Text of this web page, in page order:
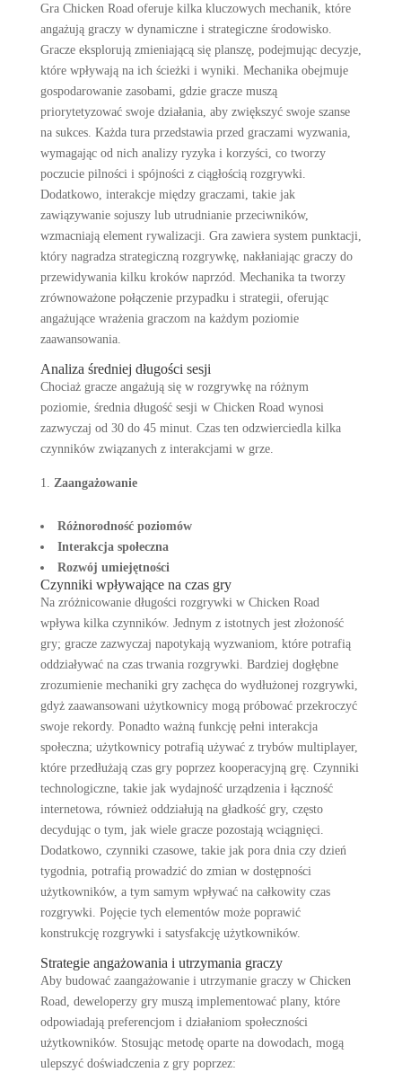
Gra Chicken Road oferuje kilka kluczowych mechanik, które
angażują graczy w dynamiczne i strategiczne środowisko.
Gracze eksplorują zmieniającą się planszę, podejmując decyzje,
które wpływają na ich ścieżki i wyniki. Mechanika obejmuje
gospodarowanie zasobami, gdzie gracze muszą
priorytetyzować swoje działania, aby zwiększyć swoje szanse
na sukces. Każda tura przedstawia przed graczami wyzwania,
wymagając od nich analizy ryzyka i korzyści, co tworzy
poczucie pilności i spójności z ciągłością rozgrywki.
Dodatkowo, interakcje między graczami, takie jak
zawiązywanie sojuszy lub utrudnianie przeciwników,
wzmacniają element rywalizacji. Gra zawiera system punktacji,
który nagradza strategiczną rozgrywkę, nakłaniając graczy do
przewidywania kilku kroków naprzód. Mechanika ta tworzy
zrównoważone połączenie przypadku i strategii, oferując
angażujące wrażenia graczom na każdym poziomie
zaawansowania.
Analiza średniej długości sesji
Chociaż gracze angażują się w rozgrywkę na różnym
poziomie, średnia długość sesji w Chicken Road wynosi
zazwyczaj od 30 do 45 minut. Czas ten odzwierciedla kilka
czynników związanych z interakcjami w grze.
Zaangażowanie
Różnorodność poziomów
Interakcja społeczna
Rozwój umiejętności
Czynniki wpływające na czas gry
Na zróżnicowanie długości rozgrywki w Chicken Road
wpływa kilka czynników. Jednym z istotnych jest złożoność
gry; gracze zazwyczaj napotykają wyzwaniom, które potrafią
oddziaływać na czas trwania rozgrywki. Bardziej dogłębne
zrozumienie mechaniki gry zachęca do wydłużonej rozgrywki,
gdyż zaawansowani użytkownicy mogą próbować przekroczyć
swoje rekordy. Ponadto ważną funkcję pełni interakcja
społeczna; użytkownicy potrafią używać z trybów multiplayer,
które przedłużają czas gry poprzez kooperacyjną grę. Czynniki
technologiczne, takie jak wydajność urządzenia i łączność
internetowa, również oddziałują na gładkość gry, często
decydując o tym, jak wiele gracze pozostają wciągnięci.
Dodatkowo, czynniki czasowe, takie jak pora dnia czy dzień
tygodnia, potrafią prowadzić do zmian w dostępności
użytkowników, a tym samym wpływać na całkowity czas
rozgrywki. Pojęcie tych elementów może poprawić
konstrukcję rozgrywki i satysfakcję użytkowników.
Strategie angażowania i utrzymania graczy
Aby budować zaangażowanie i utrzymanie graczy w Chicken
Road, deweloperzy gry muszą implementować plany, które
odpowiadają preferencjom i działaniom społeczności
użytkowników. Stosując metodę oparte na dowodach, mogą
ulepszyć doświadczenia z gry poprzez: